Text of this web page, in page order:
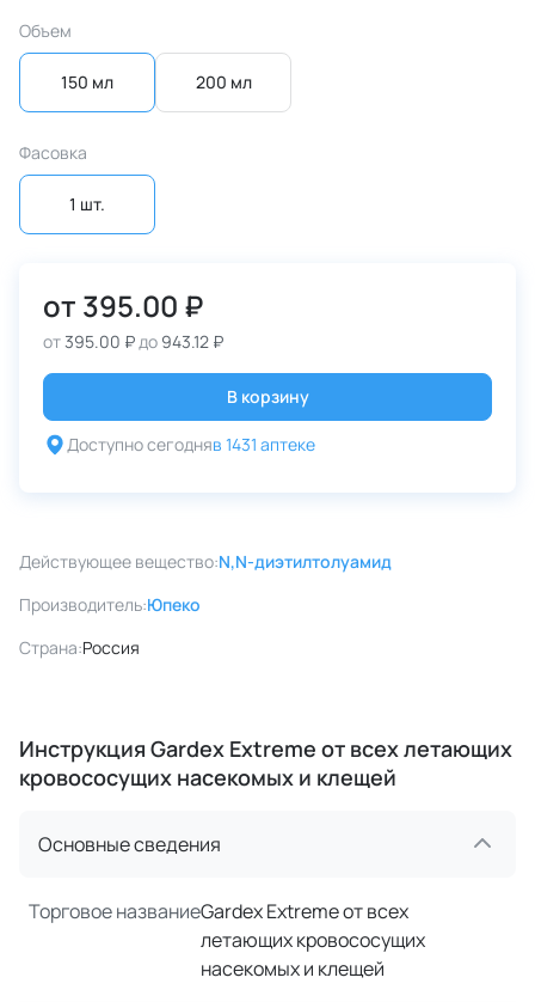
Объем
150 мл 200 мл
Фасовка
1 шт.
от 395.00 ₽
от395.00 ₽до 943.12 ₽
В корзину
Доступно сегодняв 1431 аптеке
Действующее вещество:N,N-диэтилтолуамид
Производитель:Юпеко
Страна:Россия
Инструкция Gardex Extreme от всех летающих
кровососущих насекомых и клещей
Основные сведения
Торговое названиеGardex Extreme от всех
летающих кровососущих
насекомых и клещей